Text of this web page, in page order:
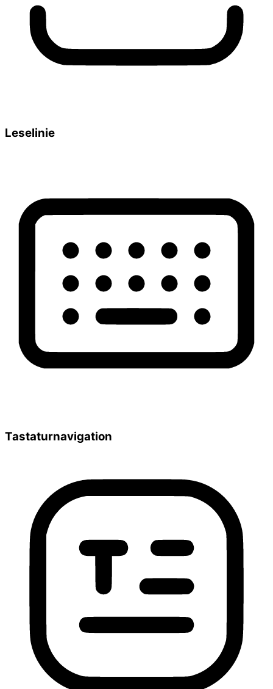
Leselinie
Tastaturnavigation